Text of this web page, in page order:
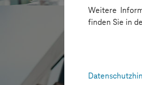
Weitere
finden Sie in